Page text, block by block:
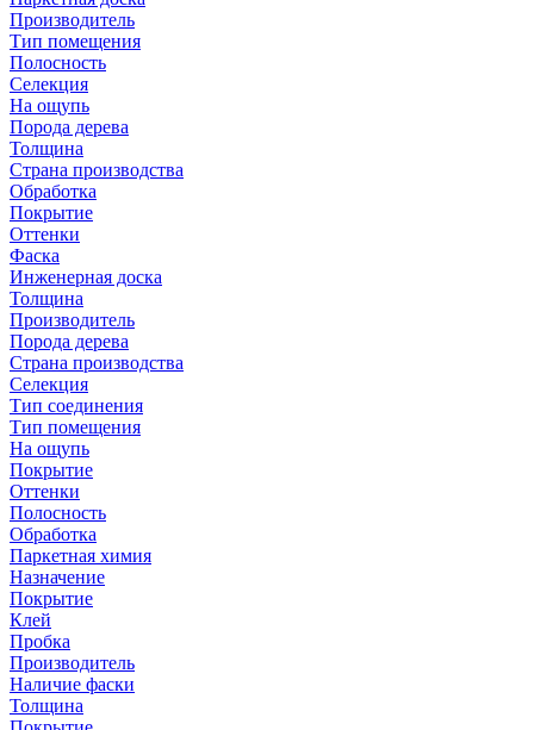
Производитель
Тип помещения
Полосность
Селекция
На ощупь
Порода дерева
Толщина
Страна производства
Обработка
Покрытие
Оттенки
Фаска
Инженерная доска
Толщина
Производитель
Порода дерева
Страна производства
Селекция
Тип соединения
Тип помещения
На ощупь
Покрытие
Оттенки
Полосность
Обработка
Паркетная химия
Назначение
Покрытие
Клей
Пробка
Производитель
Наличие фаски
Толщина